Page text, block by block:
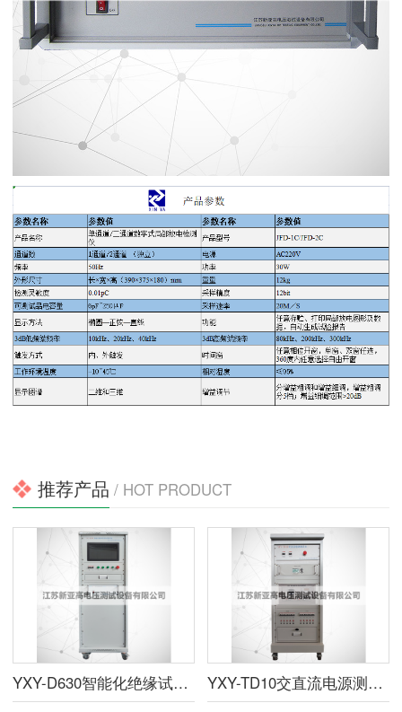
推荐产品 / HOT PRODUCT
YXY-D630智能化绝缘试验综合控制系统 YXY-TD10交直流电源测试台